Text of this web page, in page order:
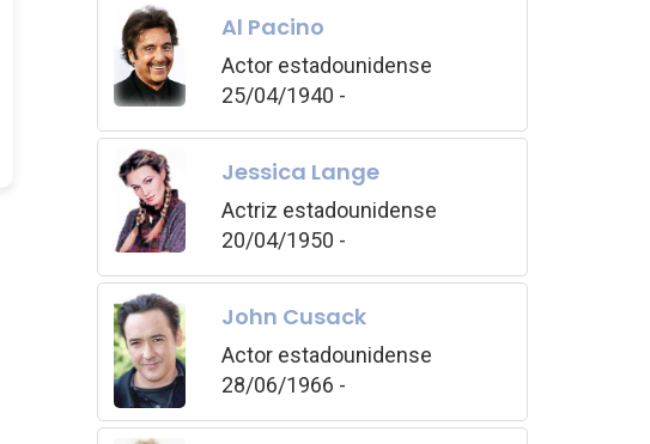
Al Pacino
Actor estadounidense
25/04/1940 -
Jessica Lange
Actriz estadounidense
20/04/1950 -
John Cusack
Actor estadounidense
28/06/1966 -